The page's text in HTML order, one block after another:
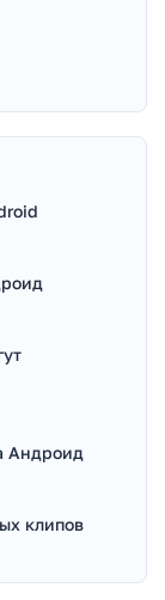
Андроид
клипов